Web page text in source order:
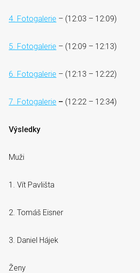
4. Fotogalerie – (12:03 – 12:09)
5. Fotogalerie – (12:09 – 12:13)
6. Fotogalerie – (12:13 – 12:22)
7. Fotogalerie – (12:22 – 12:34)
Výsledky
Muži
1. Vít Pavlišta
2. Tomáš Eisner
3. Daniel Hájek
Ženy